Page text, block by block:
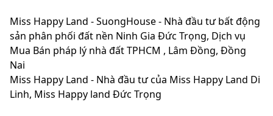
Miss Happy Land - SuongHouse - Nhà đầu tư bất động
sản phân phối đất nền Ninh Gia Đức Trọng, Dịch vụ
Mua Bán pháp lý nhà đất TPHCM , Lâm Đồng, Đồng
Nai
Miss Happy Land - Nhà đầu tư của Miss Happy Land Di
Linh, Miss Happy land Đức Trọng